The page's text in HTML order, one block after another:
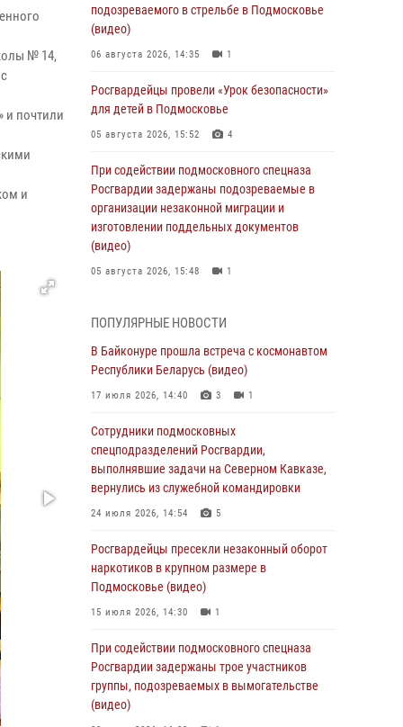
№ 14,
и почтили
и
подозреваемого в стрельбе в Подмосковье
(видео)
06 августа 2026, 14:35 1
Росгвардейцы провели «Урок безопасности»
для детей в Подмосковье
05 августа 2026, 15:52 4
При содействии подмосковного спецназа
Росгвардии задержаны подозреваемые в
организации незаконной миграции и
изготовлении поддельных документов
(видео)
05 августа 2026, 15:48 1
супермаркета в Подмосковье (видео)
03 августа 2026, 15:32 1
Росгвардейцы пресекли кражу сантехники,
Подмосковье (видео)
03 августа 2026, 15:08 1
В Подмосковье отметили годовщину со Дня
образования ОМОН «Пересвет»
Офицер подмосковного главка Росгвардии
стал гостем эфира «Радио 1»
01 августа 2026, 17:57
Росгвардейцы задержали рецидивиста,
подозреваемого в краже на крупную сумму в
Подмосковье
31 июля 2026, 13:00
ПОПУЛЯРНЫЕ НОВОСТИ
В Байконуре прошла встреча с космонавтом
Республики Беларусь (видео)
17 июля 2026, 14:40 3 1
Сотрудники подмосковных
спецподразделений Росгвардии,
выполнявшие задачи на Северном Кавказе,
вернулись из служебной командировки
24 июля 2026, 14:54 5
Росгвардейцы пресекли незаконный оборот
наркотиков в крупном размере в
Подмосковье (видео)
15 июля 2026, 14:30 1
При содействии подмосковного спецназа
Росгвардии задержаны трое участников
группы, подозреваемых в вымогательстве
(видео)